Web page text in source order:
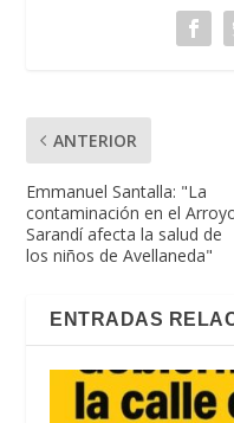
ANTERIOR
Emmanuel Santalla: "La
contaminación en el
Sarandí afecta la salud de
los niños de Avellaneda"
ENTRADAS